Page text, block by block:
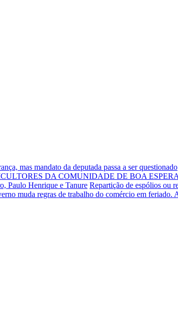
mas mandato da deputada passa a ser questionado
DA COMUNIDADE DE BOA
Paulo Henrique e Tanure Repartição de espólios ou
muda regras de trabalho do comércio em feriado.